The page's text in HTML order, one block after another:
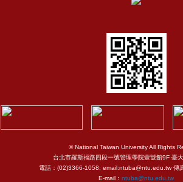
© National Taiwan University All Rights
台北市羅斯福路四段一號管理學院壹號館9F 臺
電話：(02)3366-1058; email:ntuba@ntu.edu.tw 傳
E-mail： ntuba@ntu.edu.tw